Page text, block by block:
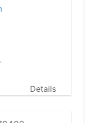
Details